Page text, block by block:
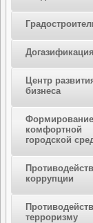
Догазификация
Центр
бизнеса
Формирование
комфортной
городской
коррупции
терроризму